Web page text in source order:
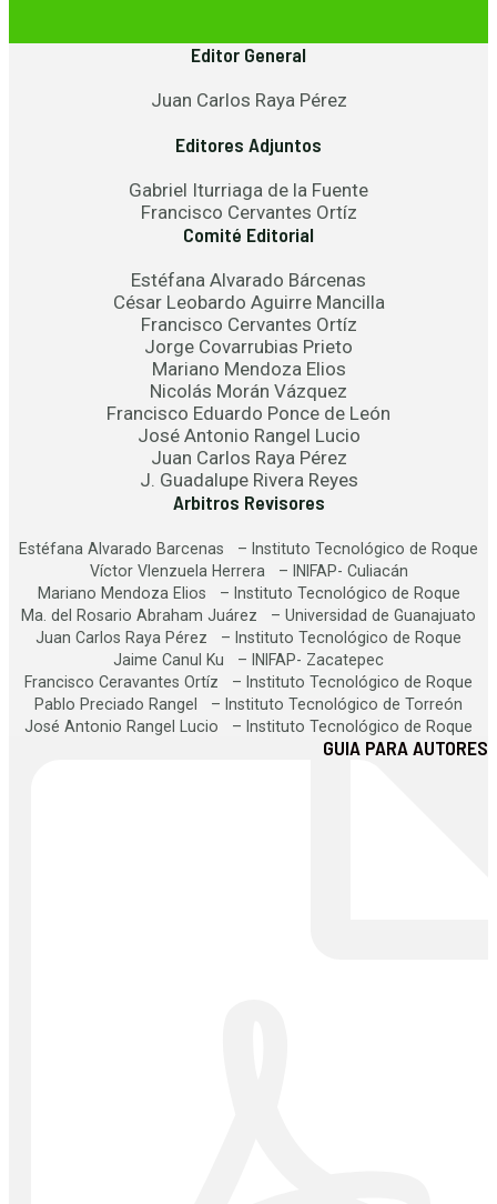
Editor General
Juan Carlos Raya Pérez
Editores Adjuntos
Gabriel Iturriaga de la Fuente
Francisco Cervantes Ortíz
Comité Editorial
Estéfana Alvarado Bárcenas
César Leobardo Aguirre Mancilla
Francisco Cervantes Ortíz
Jorge Covarrubias Prieto
Mariano Mendoza Elios
Nicolás Morán Vázquez
Francisco Eduardo Ponce de León
José Antonio Rangel Lucio
Juan Carlos Raya Pérez
J. Guadalupe Rivera Reyes
Arbitros Revisores
Estéfana Alvarado Barcenas – Instituto Tecnológico de Roque
Víctor Vlenzuela Herrera – INIFAP- Culiacán
Mariano Mendoza Elios – Instituto Tecnológico de Roque
Ma. del Rosario Abraham Juárez – Universidad de Guanajuato
Juan Carlos Raya Pérez – Instituto Tecnológico de Roque
Jaime Canul Ku – INIFAP- Zacatepec
Francisco Ceravantes Ortíz – Instituto Tecnológico de Roque
Pablo Preciado Rangel – Instituto Tecnológico de Torreón
José Antonio Rangel Lucio – Instituto Tecnológico de Roque
GUIA PARA AUTORES